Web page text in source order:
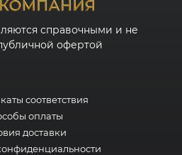
справочными и не
офертой
соответствия
оплаты
доставки